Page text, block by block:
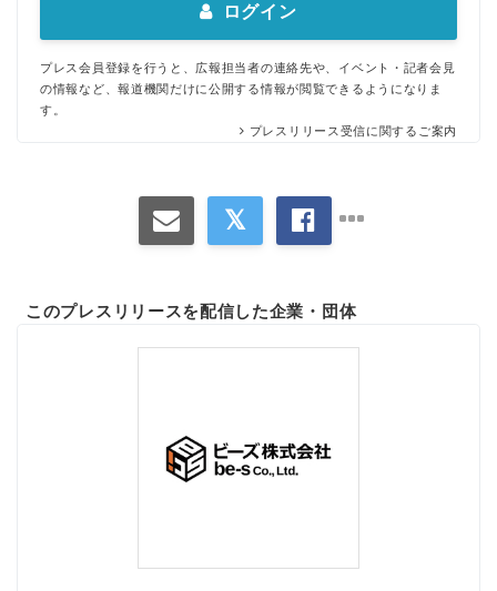
ログイン
プレス会員登録を行うと、広報担当者の連絡先や、イベント・記者会見
の情報など、報道機関だけに公開する情報が閲覧できるようになりま
す。
プレスリリース受信に関するご案内
このプレスリリースを配信した企業・団体